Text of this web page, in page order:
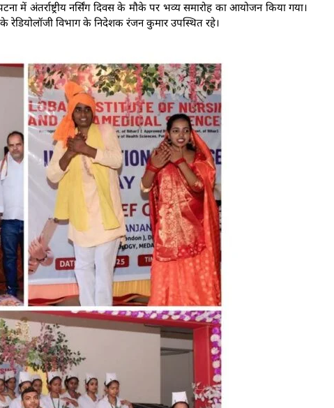
में अंतर्राष्ट्रीय नर्सिंग दिवस के मौके पर भव्य समारोह का आयोजन किया गया।
विभाग के निदेशक रंजन कुमार उपस्थित रहे।